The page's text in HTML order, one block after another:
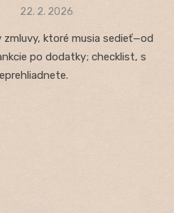
Posted
22. 2. 2026
zmluvy, ktoré musia sedieť—od
po dodatky; checklist, s